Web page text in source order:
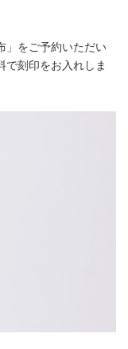
」をご予約いただい
で刻印をお入れしま